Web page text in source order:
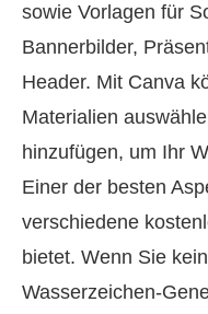
sowie Vorlagen für
Bannerbilder,
Header. Mit Canva
Materialien
hinzufügen, um Ihr
Einer der besten
verschiedene
bietet. Wenn Sie
Wasserzeichen-